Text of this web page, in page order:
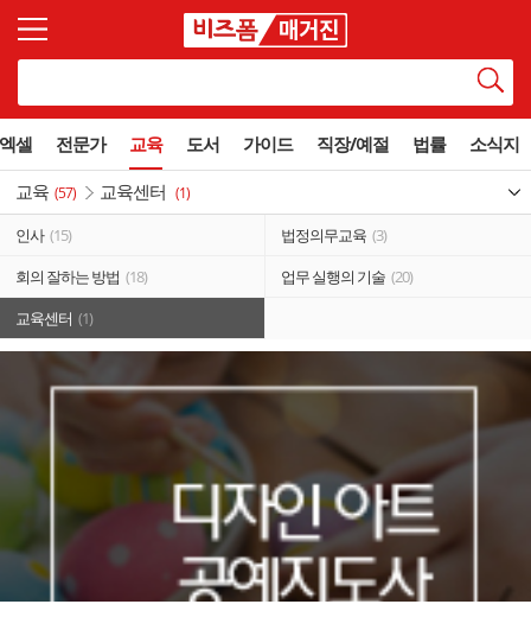
엑셀 전문가 교육 도서 가이드 직장/예절 법률 소식지
교육 (57) 교육센터 (1)
인사 (15) 법정의무교육 (3)
회의 잘하는 방법 (18) 업무 실행의 기술 (20)
교육센터 (1)